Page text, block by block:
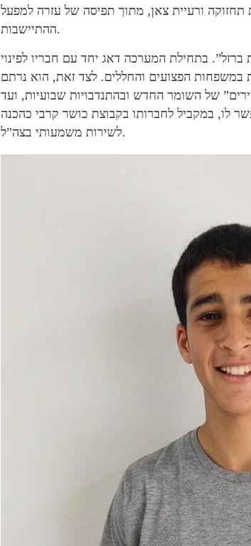
ורעיית צאן, מתוך תפיסה של עזרה למפעל
ההתיישבות.
בתחילת המערכה דאג יחד עם חבריו לפינוי
במשפחות הפצועים והחללים. לצד זאת, הוא נרתם
של השומר החדש ובהתנדבויות שבועיות, ועד
לו, במקביל לחברותו בקבוצת כושר קרבי כהכנה
לשירות משמעותי בצה”ל.